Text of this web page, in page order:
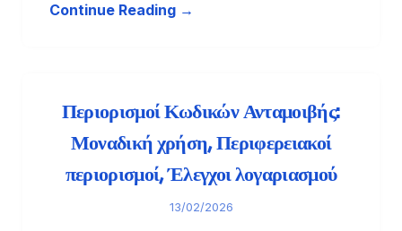
Continue Reading →
Περιορισμοί Κωδικών Ανταμοιβής:
Μοναδική χρήση, Περιφερειακοί
περιορισμοί, Έλεγχοι λογαριασμού
13/02/2026